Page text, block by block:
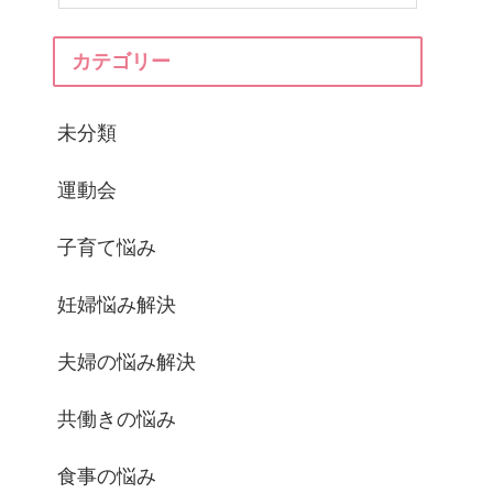
カテゴリー
未分類
運動会
子育て悩み
妊婦悩み解決
夫婦の悩み解決
共働きの悩み
食事の悩み